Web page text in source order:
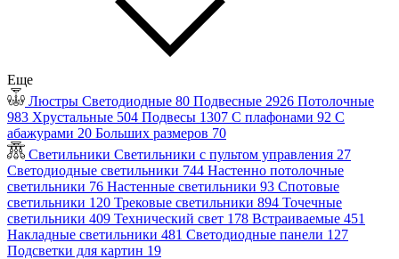
Еще
Люстры Светодиодные 80 Подвесные 2926 Потолочные
983 Хрустальные 504 Подвесы 1307 С плафонами 92 С
абажурами 20 Больших размеров 70
Светильники Светильники с пультом управления 27
Светодиодные светильники 744 Настенно потолочные
светильники 76 Настенные светильники 93 Спотовые
светильники 120 Трековые светильники 894 Точечные
светильники 409 Технический свет 178 Встраиваемые 451
Накладные светильники 481 Светодиодные панели 127
Подсветки для картин 19